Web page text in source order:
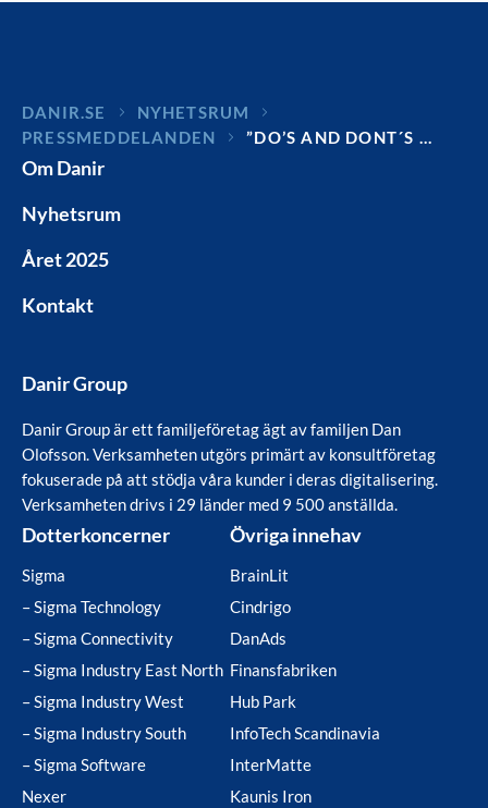
DANIR
NYHETSRUM
PRESSMEDDELANDEN
”DO’S AND DONT´S …
Om Danir
Nyhetsrum
Året 2025
Kontakt
Danir Group
Danir Group är ett familjeföretag ägt av familjen Dan
Olofsson. Verksamheten utgörs primärt av konsultföretag
fokuserade på att stödja våra kunder i deras digitalisering.
Verksamheten drivs i 29 länder med 9 500 anställda.
Dotterkoncerner
Sigma
– Sigma Technology
– Sigma Connectivity
– Sigma Industry East North
– Sigma Industry West
– Sigma Industry South
– Sigma Software
Nexer
Övriga innehav
BrainLit
Cindrigo
DanAds
Finansfabriken
Hub Park
InfoTech Scandinavia
InterMatte
Kaunis Iron